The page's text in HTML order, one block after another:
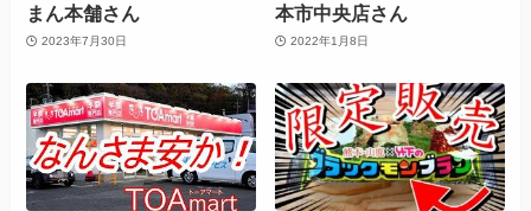
まん本舗さん
2023年7月30日
本市中央店さん
2022年1月8日